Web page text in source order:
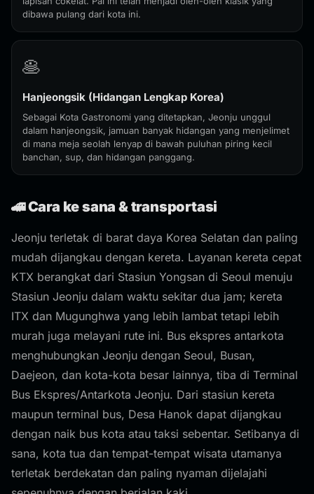
dibawa pulang dari kota ini.
🥞
Hanjeongsik (Hidangan Lengkap Korea)
Sebagai Kota Gastronomi yang ditetapkan, Jeonju unggul
dalam hanjeongsik, jamuan banyak hidangan yang menjelimet
di mana meja seolah lenyap di bawah puluhan piring kecil
banchan, sup, dan hidangan panggang.
🚄 Cara ke sana & transportasi
Jeonju terletak di barat daya Korea Selatan dan paling
mudah dijangkau dengan kereta. Layanan kereta cepat
KTX berangkat dari Stasiun Yongsan di Seoul menuju
Stasiun Jeonju dalam waktu sekitar dua jam; kereta
ITX dan Mugunghwa yang lebih lambat tetapi lebih
murah juga melayani rute ini. Bus ekspres antarkota
menghubungkan Jeonju dengan Seoul, Busan,
Daejeon, dan kota-kota besar lainnya, tiba di Terminal
Bus Ekspres/Antarkota Jeonju. Dari stasiun kereta
maupun terminal bus, Desa Hanok dapat dijangkau
dengan naik bus kota atau taksi sebentar. Setibanya di
sana, kota tua dan tempat-tempat wisata utamanya
terletak berdekatan dan paling nyaman dijelajahi